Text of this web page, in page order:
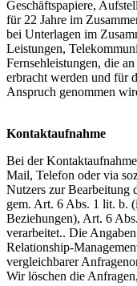
Geschäftspapiere,
für 22 Jahre im
bei Unterlagen im
Leistungen,
Fernsehleistungen, die
erbracht werden und für
Anspruch genommen
Kontaktaufnahme
Bei der
Mail, Telefon oder via
Nutzers zur Bearbeitung
gem. Art. 6 Abs. 1 lit. b.
Beziehungen), Art. 6
verarbeitet.. Die
Relationship-
vergleichbarer
Wir löschen die